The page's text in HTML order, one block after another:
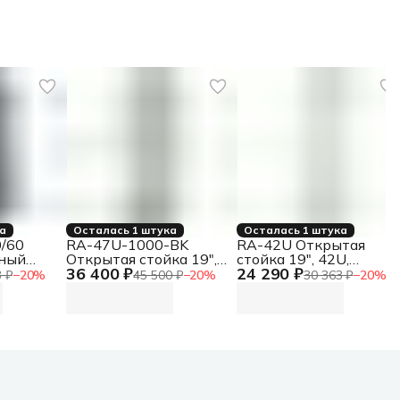
₽−20%
60
Осталась 1 штука
36 400 ₽45 500 ₽−20%
RA-47U-1000-BK
Открытая стойка 19",
47U, двухрамная,
Осталась 1 штука
24 290 ₽30 363 ₽−20%
RA-42U Открытая
стойка 19", 42U,
двухрамная,